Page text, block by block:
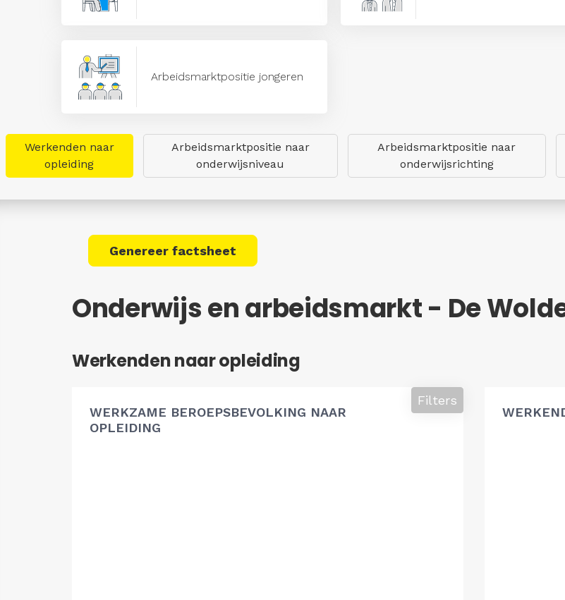
Arbeidsmarktpositie jongeren
Werkenden naar
opleiding
Arbeidsmarktpositie naar
onderwijsniveau
Arbeidsmarktpositie naar
onderwijsrichting
Genereer factsheet
Onderwijs en arbeidsmarkt - De
Werkenden naar opleiding
WERKZAME BEROEPSBEVOLKING NAAR
OPLEIDING
Filters